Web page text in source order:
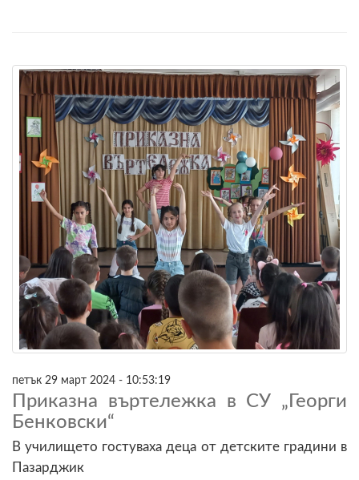
петък 29 март 2024 - 10:53:19
Приказна въртележка в СУ „Георги
Бенковски“
В училището гостуваха деца от детските градини в
Пазарджик